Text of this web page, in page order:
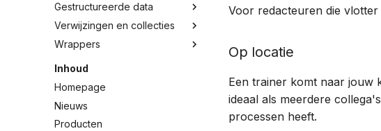
Gestructureerde data
Verwijzingen en collecties
Wrappers
Inhoud
Homepage
Nieuws
Producten
Voor redacteuren die
Op locatie
Een trainer komt naar jouw
ideaal als meerdere
processen heeft.